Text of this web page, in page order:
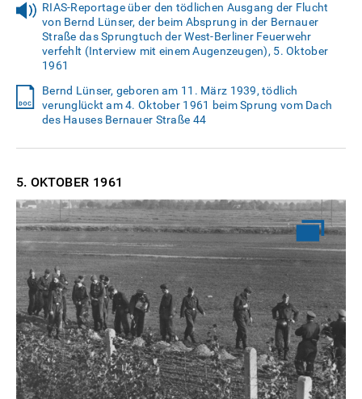
RIAS-Reportage über den tödlichen Ausgang der Flucht
von Bernd Lünser, der beim Absprung in der Bernauer
Straße das Sprungtuch der West-Berliner Feuerwehr
verfehlt (Interview mit einem Augenzeugen), 5. Oktober
1961
Bernd Lünser, geboren am 11. März 1939, tödlich
verunglückt am 4. Oktober 1961 beim Sprung vom Dach
des Hauses Bernauer Straße 44
5. OKTOBER 1961